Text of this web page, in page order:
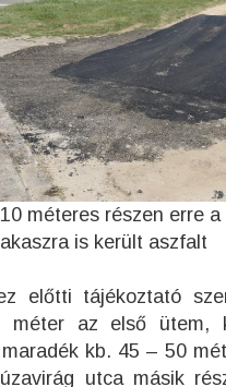
méteres részen erre a
is került aszfalt
előtti tájékoztató
méter az első ütem,
kb. 45 – 50
utca másik